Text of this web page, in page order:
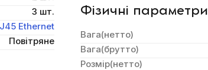
3 шт.
Ethernet
Повітряне
Фізичні параметри
Вага(нетто)
Вага(брутто)
Розмір(нетто)